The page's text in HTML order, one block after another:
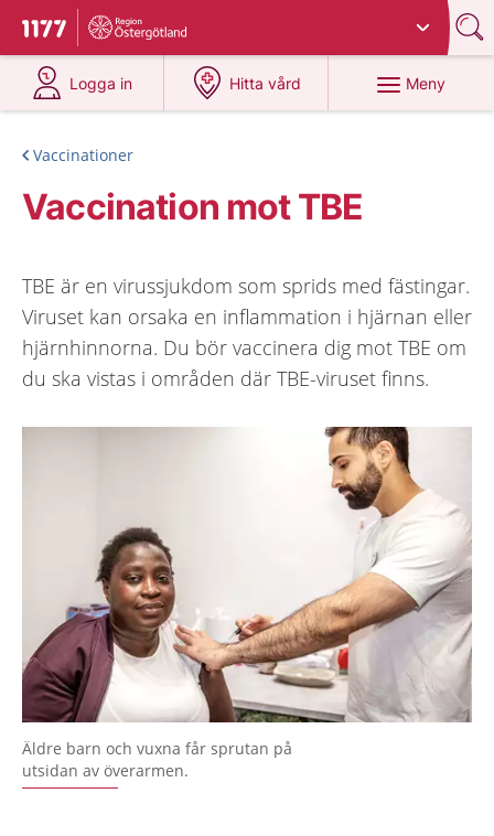
Till startsidan för 1177
Du har valt region
Logga in
på 1177.se
Hitta vård
på 1177.se
Meny
Vaccinationer
Vaccination mot TBE
TBE är en virussjukdom som sprids med fästingar.
Viruset kan orsaka en inflammation i hjärnan eller
hjärnhinnorna. Du bör vaccinera dig mot TBE om
du ska vistas i områden där TBE-viruset finns.
Äldre barn och vuxna får sprutan på
utsidan av överarmen.